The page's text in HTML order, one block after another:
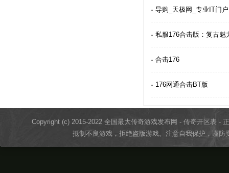
导购_天极网_专业IT门户
私服176合击版：复古
合击176
176网通合击BT版
Copyright (c) 2015-2022 全国最大传奇游戏发布网 - 传奇开区表 -
抵制不良游戏，拒绝盗版游戏。注意自我保护，谨